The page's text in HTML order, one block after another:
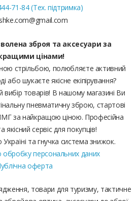
71-84 (Тех. підтримка)
зброя та аксесуари за
цінами!
стрільбою, полюбляєте активний
або шукаєте якісне екіпірування?
товарів! В нашому магазині Ви
пневматичну зброю, стартові
за найкращою ціною. Професійна
якісний сервіс для покупців!
та гнучка система знижок.
персональних даних
оферта
товари для туризму, тактичне